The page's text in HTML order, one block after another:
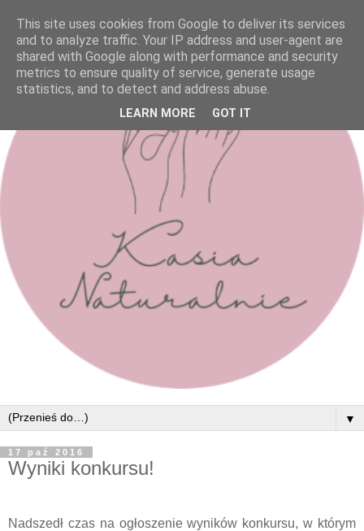
▼
17 paź 2016
Wyniki konkursu!
Nadszedł czas na ogłoszenie wyników konkursu, w którym
This site uses cookies from Google to deliver its services
and to analyze traffic. Your IP address and user-agent are
shared with Google along with performance and security
metrics to ensure quality of service, generate usage
statistics, and to detect and address abuse.
LEARN MORE GOT IT